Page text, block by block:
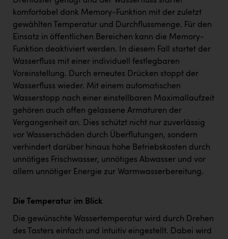
komfortabel dank Memory-Funktion mit der zuletzt
gewählten Temperatur und Durchflussmenge. Für den
Einsatz in öffentlichen Bereichen kann die Memory-
Funktion deaktiviert werden. In diesem Fall startet der
Wasserfluss mit einer individuell festlegbaren
Voreinstellung. Durch erneutes Drücken stoppt der
Wasserfluss wieder. Mit einem automatischen
Wasserstopp nach einer einstellbaren Maximallaufzeit
gehören auch offen gelassene Armaturen der
Vergangenheit an. Dies schützt nicht nur zuverlässig
vor Wasserschäden durch Überflutungen, sondern
verhindert darüber hinaus hohe Betriebskosten durch
unnötiges Frischwasser, unnötiges Abwasser und vor
allem unnötiger Energie zur Warmwasserbereitung.
Die Temperatur im Blick
Die gewünschte Wassertemperatur wird durch Drehen
des Tasters einfach und intuitiv eingestellt. Dabei wird